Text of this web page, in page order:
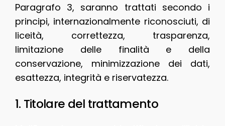
Paragrafo 3, saranno trattati secondo i
principi, internazionalmente riconosciuti, di
liceità, correttezza, trasparenza,
limitazione delle finalità e della
conservazione, minimizzazione dei dati,
esattezza, integrità e riservatezza.
1. Titolare del trattamento